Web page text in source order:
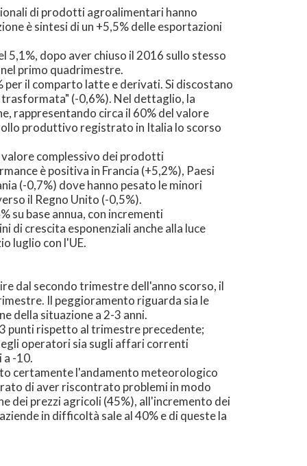
di prodotti agroalimentari hanno
è sintesi di un +5,5% delle esportazioni
dopo aver chiuso il 2016 sullo stesso
primo quadrimestre.
il comparto latte e derivati. Si discostano
(-0,6%). Nel dettaglio, la
rappresentando circa il 60% del valore
produttivo registrato in Italia lo scorso
valore complessivo dei prodotti
è positiva in Francia (+5,2%), Paesi
(-0,7%) dove hanno pesato le minori
il Regno Unito (-0,5%).
su base annua, con incrementi
di crescita esponenziali anche alla luce
luglio con l'UE.
dal secondo trimestre dell'anno scorso, il
Il peggioramento riguarda sia le
della situazione a 2-3 anni.
punti rispetto al trimestre precedente;
operatori sia sugli affari correnti
a -10.
certamente l'andamento meteorologico
di aver riscontrato problemi in modo
dei prezzi agricoli (45%), all'incremento dei
in difficoltà sale al 40% e di queste la